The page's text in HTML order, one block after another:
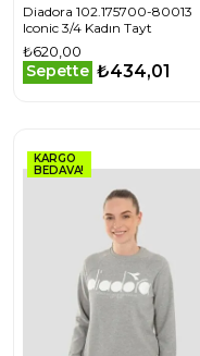
Diadora 102.175700-80013
Iconic 3/4 Kadın Tayt
₺620,00
Sepette ₺434,01
KARGO
BEDAVA!